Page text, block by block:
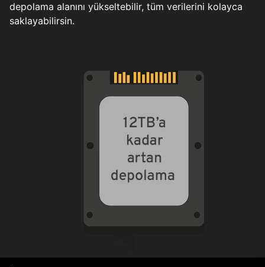
depolama alanını yükseltebilir, tüm verilerini kolayca
saklayabilirsin.